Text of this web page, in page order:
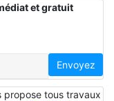
et gratuit
Envoyez
propose tous travaux